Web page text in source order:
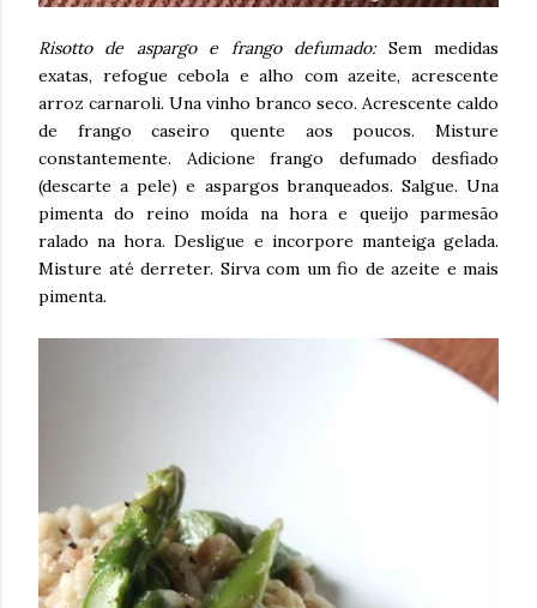
Risotto de aspargo e frango defumado:Sem medidas
exatas, refogue cebola e alho com azeite, acrescente
arroz carnaroli. Una vinho branco seco. Acrescente caldo
de frango caseiro quente aos poucos. Misture
constantemente. Adicione frango defumado desfiado
(descarte a pele) e aspargos branqueados. Salgue. Una
pimenta do reino moída na hora e queijo parmesão
ralado na hora. Desligue e incorpore manteiga gelada.
Misture até derreter. Sirva com um fio de azeite e mais
pimenta.